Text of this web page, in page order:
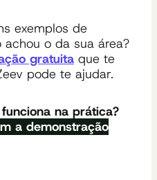
exemplos de
o da sua área?
gratuita que te
pode te ajudar.
na prática?
a demonstração